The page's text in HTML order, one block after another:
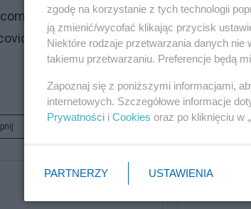
news/columbian-officials-
vaccines/
zgodę na korzystanie z tych technologii
ją zmienić/wycofać klikając przycisk
Niektóre rodzaje przetwarzania danych
takiemu przetwarzaniu. Preferencje będą
Zapoznaj się z poniższymi informacjami,
internetowych. Szczegółowe informacje
Prywatności i Cookies oraz po kliknięciu w
PARTNERZY USTAWIENIA